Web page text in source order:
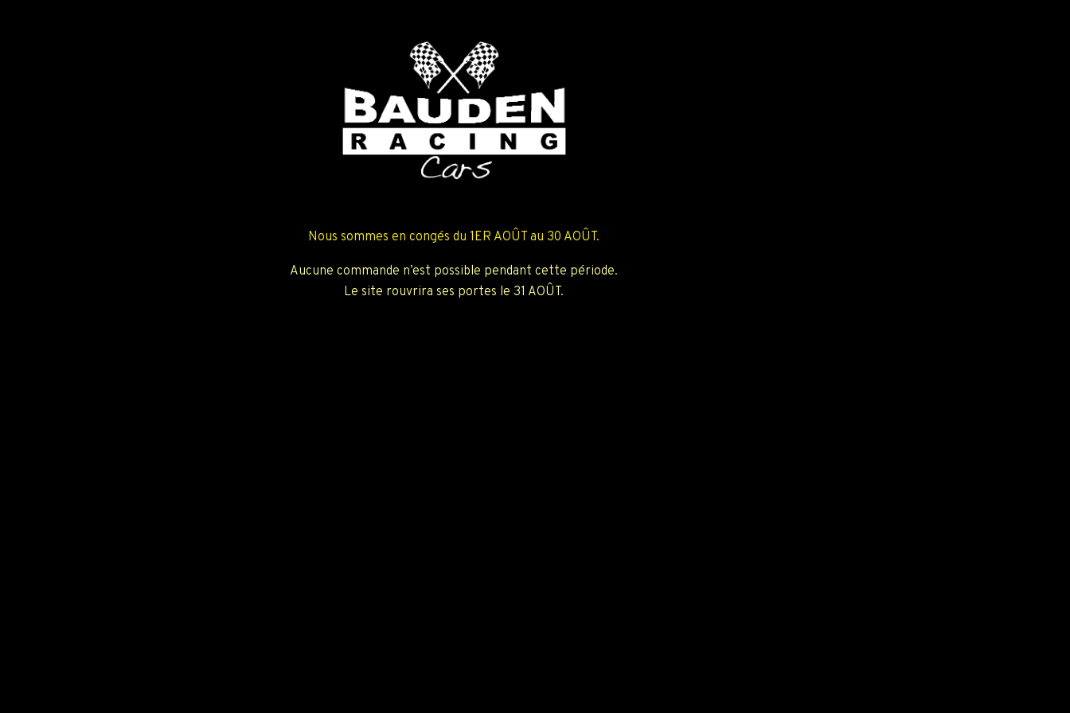
Nous sommes en congés du 1ER AOÛT au 30 AOÛT.
Aucune commande n’est possible pendant cette période.
Le site rouvrira ses portes le 31 AOÛT.